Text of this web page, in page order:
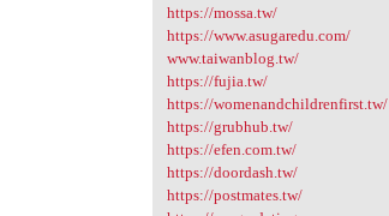
https://mossa.tw/
https://www.asugaredu.com/
www.taiwanblog.tw/
https://fujia.tw/
https://womenandchildrenfirst.tw/
https://grubhub.tw/
https://efen.com.tw/
https://doordash.tw/
https://postmates.tw/